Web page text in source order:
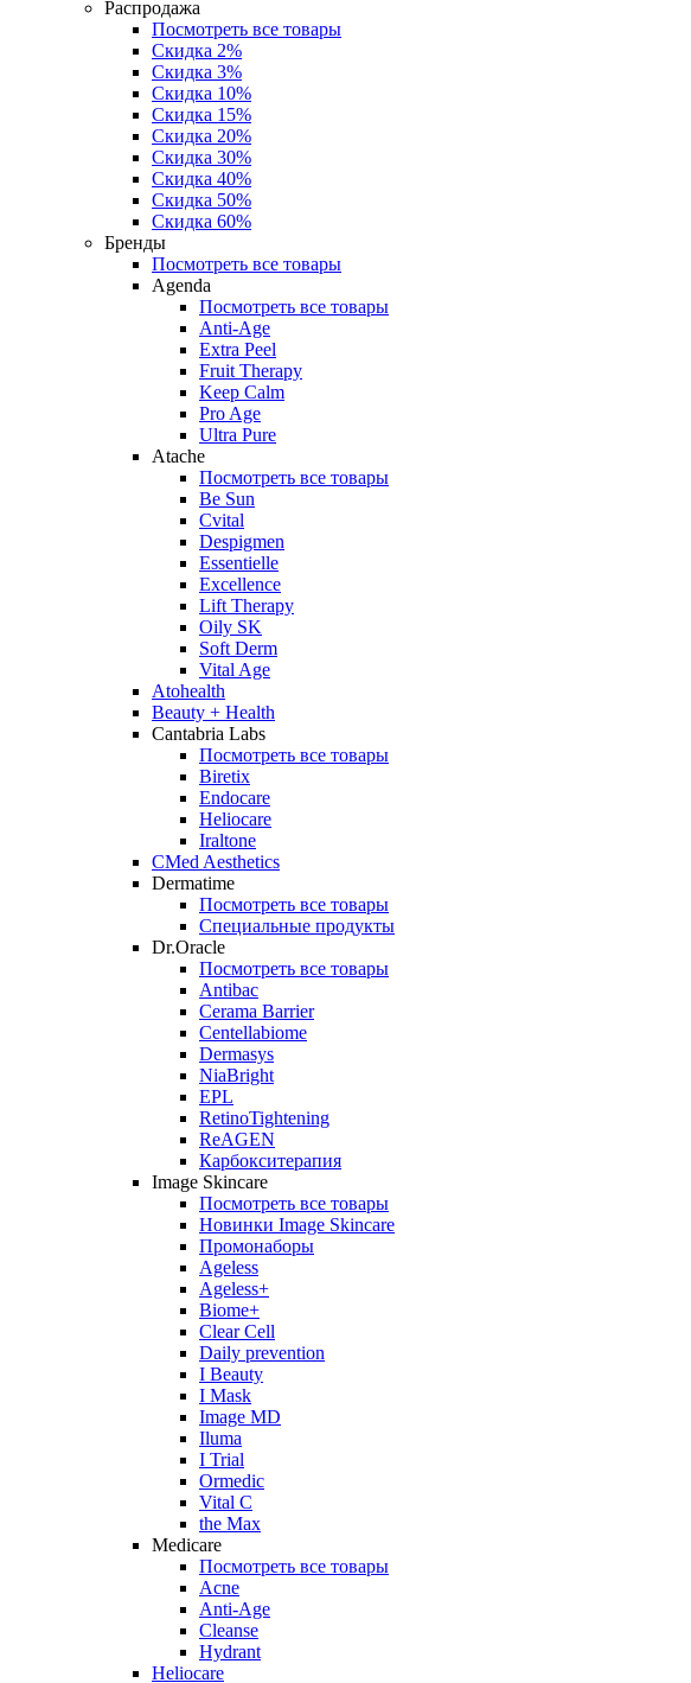
Распродажа
Посмотреть все товары
Скидка 2%
Скидка 3%
Скидка 10%
Скидка 15%
Скидка 20%
Скидка 30%
Скидка 40%
Скидка 50%
Скидка 60%
Бренды
Посмотреть все товары
Agenda
Посмотреть все товары
Anti‑Age
Extra Peel
Fruit Therapy
Keep Calm
Pro Age
Ultra Pure
Atache
Посмотреть все товары
Be Sun
Cvital
Despigmen
Essentielle
Excellence
Lift Therapy
Oily SK
Soft Derm
Vital Age
Atohealth
Beauty + Health
Cantabria Labs
Посмотреть все товары
Biretix
Endocare
Heliocare
Iraltone
CMed Aesthetics
Dermatime
Посмотреть все товары
Специальные продукты
Dr.Oracle
Посмотреть все товары
Antibac
Cerama Barrier
Centellabiome
Dermasys
NiaBright
EPL
RetinoTightening
ReAGEN
Карбокситерапия
Image Skincare
Посмотреть все товары
Новинки Image Skincare
Промонаборы
Ageless
Ageless+
Biome+
Clear Cell
Daily prevention
I Beauty
I Mask
Image MD
Iluma
I Trial
Ormedic
Vital C
the Max
Medicare
Посмотреть все товары
Acne
Anti‑Age
Cleanse
Hydrant
Heliocare